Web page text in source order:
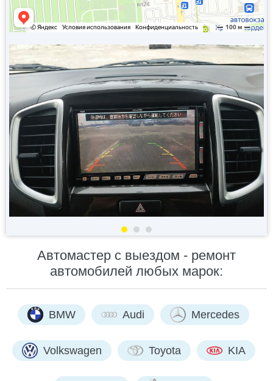
Автомастер с выездом - ремонт
автомобилей любых марок:
BMW Audi Mercedes
Volkswagen Toyota KIA